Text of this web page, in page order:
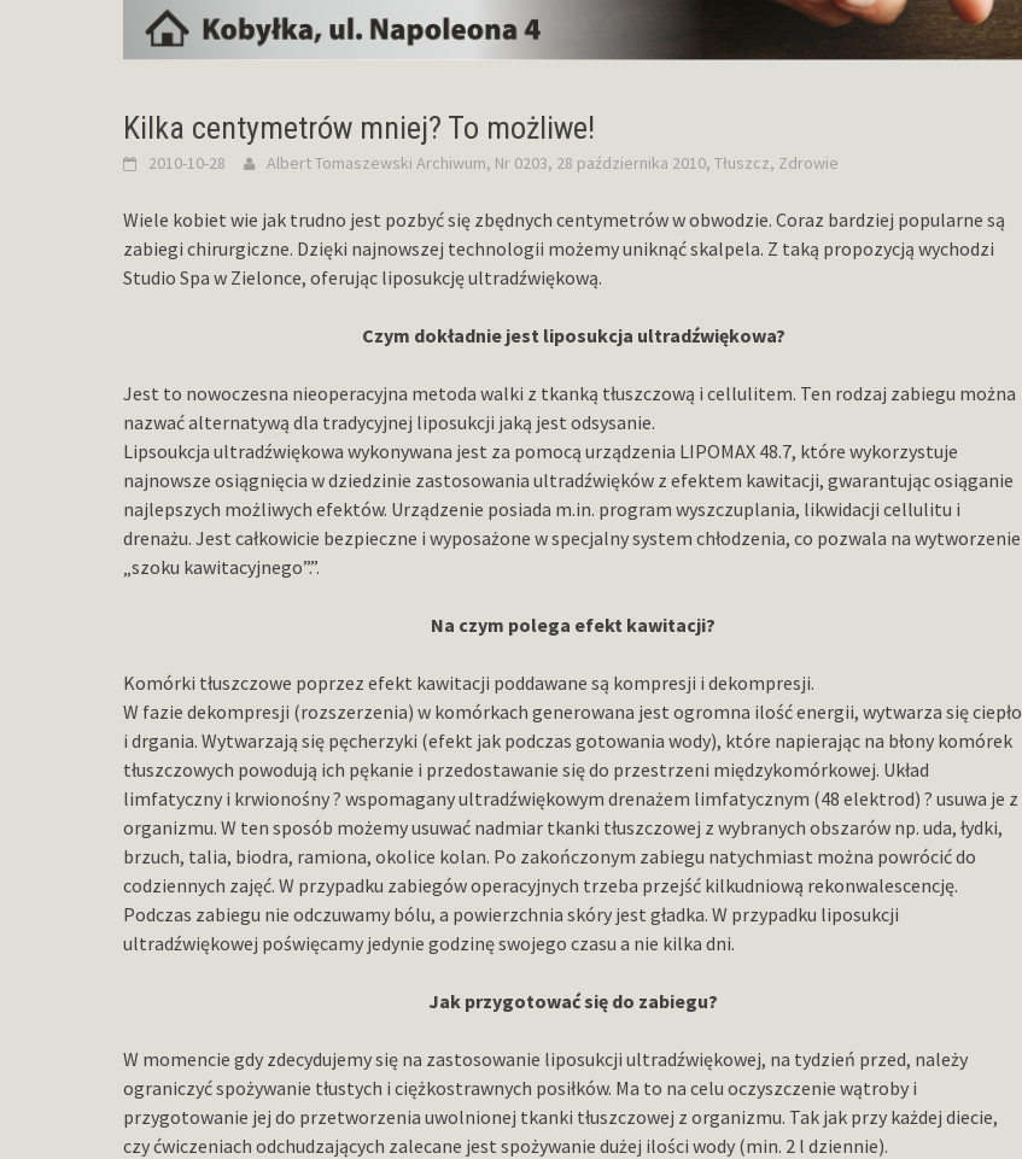
Kilka centymetrów mniej? To możliwe!
2010-10-28 Albert Tomaszewski Archiwum, Nr 0203, 28 października 2010, Tłuszcz, Zdrowie
Wiele kobiet wie jak trudno jest pozbyć się zbędnych centymetrów w obwodzie. Coraz bardziej popularne są
zabiegi chirurgiczne. Dzięki najnowszej technologii możemy uniknąć skalpela. Z taką propozycją wychodzi
Studio Spa w Zielonce, oferując liposukcję ultradźwiękową.
Czym dokładnie jest liposukcja ultradźwiękowa?
Jest to nowoczesna nieoperacyjna metoda walki z tkanką tłuszczową i cellulitem. Ten rodzaj zabiegu można
nazwać alternatywą dla tradycyjnej liposukcji jaką jest odsysanie.
Lipsoukcja ultradźwiękowa wykonywana jest za pomocą urządzenia LIPOMAX 48.7, które wykorzystuje
najnowsze osiągnięcia w dziedzinie zastosowania ultradźwięków z efektem kawitacji, gwarantując osiąganie
najlepszych możliwych efektów. Urządzenie posiada m.in. program wyszczuplania, likwidacji cellulitu i
drenażu. Jest całkowicie bezpieczne i wyposażone w specjalny system chłodzenia, co pozwala na wytworzenie
„szoku kawitacyjnego”.”.
Na czym polega efekt kawitacji?
Komórki tłuszczowe poprzez efekt kawitacji poddawane są kompresji i dekompresji.
W fazie dekompresji (rozszerzenia) w komórkach generowana jest ogromna ilość energii, wytwarza się ciepło
i drgania. Wytwarzają się pęcherzyki (efekt jak podczas gotowania wody), które napierając na błony komórek
tłuszczowych powodują ich pękanie i przedostawanie się do przestrzeni międzykomórkowej. Układ
limfatyczny i krwionośny ? wspomagany ultradźwiękowym drenażem limfatycznym (48 elektrod) ? usuwa je z
organizmu. W ten sposób możemy usuwać nadmiar tkanki tłuszczowej z wybranych obszarów np. uda, łydki,
brzuch, talia, biodra, ramiona, okolice kolan. Po zakończonym zabiegu natychmiast można powrócić do
codziennych zajęć. W przypadku zabiegów operacyjnych trzeba przejść kilkudniową rekonwalescencję.
Podczas zabiegu nie odczuwamy bólu, a powierzchnia skóry jest gładka. W przypadku liposukcji
ultradźwiękowej poświęcamy jedynie godzinę swojego czasu a nie kilka dni.
Jak przygotować się do zabiegu?
W momencie gdy zdecydujemy się na zastosowanie liposukcji ultradźwiękowej, na tydzień przed, należy
ograniczyć spożywanie tłustych i ciężkostrawnych posiłków. Ma to na celu oczyszczenie wątroby i
przygotowanie jej do przetworzenia uwolnionej tkanki tłuszczowej z organizmu. Tak jak przy każdej diecie,
czy ćwiczeniach odchudzających zalecane jest spożywanie dużej ilości wody (min. 2 l dziennie).